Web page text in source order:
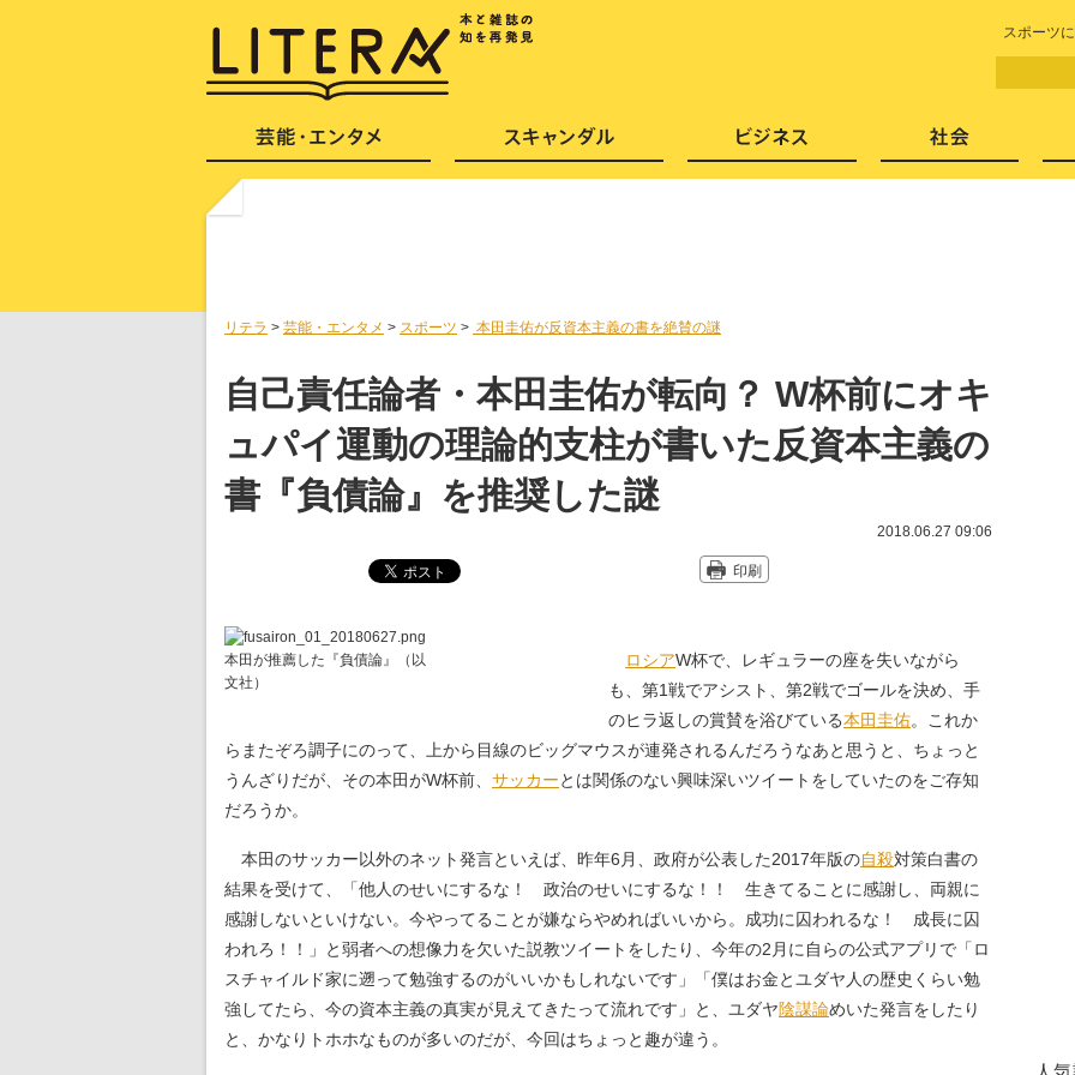
スポーツ
リテラ > 芸能・エンタメ > スポーツ > 本田圭佑が反資本主義の書を絶賛の謎
自己責任論者・本田圭佑が転向？ W杯前にオキ
ュパイ運動の理論的支柱が書いた反資本主義の
書『負債論』を推奨した謎
2018.06.27 09:06
印刷
本田が推薦した『負債論』（以
文社）
ロシアW杯で、レギュラーの座を失いながら
も、第1戦でアシスト、第2戦でゴールを決め、手
のヒラ返しの賞賛を浴びている本田圭佑。これか
らまたぞろ調子にのって、上から目線のビッグマウスが連発されるんだろうなあと思うと、ちょっと
うんざりだが、その本田がW杯前、 サッカーとは関係のない興味深いツイートをしていたのをご存知
だろうか。
本田のサッカー以外のネット発言といえば、昨年6月、政府が公表した2017年版の自殺対策白書の
結果を受けて、「他人のせいにするな！ 政治のせいにするな！！ 生きてることに感謝し、両親に
感謝しないといけない。今やってることが嫌ならやめればいいから。成功に囚われるな！ 成長に囚
われろ！！」と弱者への想像力を欠いた説教ツイートをしたり、今年の2月に自らの公式アプリで「ロ
スチャイルド家に遡って勉強するのがいいかもしれないです」「僕はお金とユダヤ人の歴史くらい勉
強してたら、今の資本主義の真実が見えてきたって流れです」と、ユダヤ陰謀論めいた発言をしたり
と、かなりトホホなものが多いのだが、今回はちょっと趣が違う。
芸能・エンタメ スキャンダル